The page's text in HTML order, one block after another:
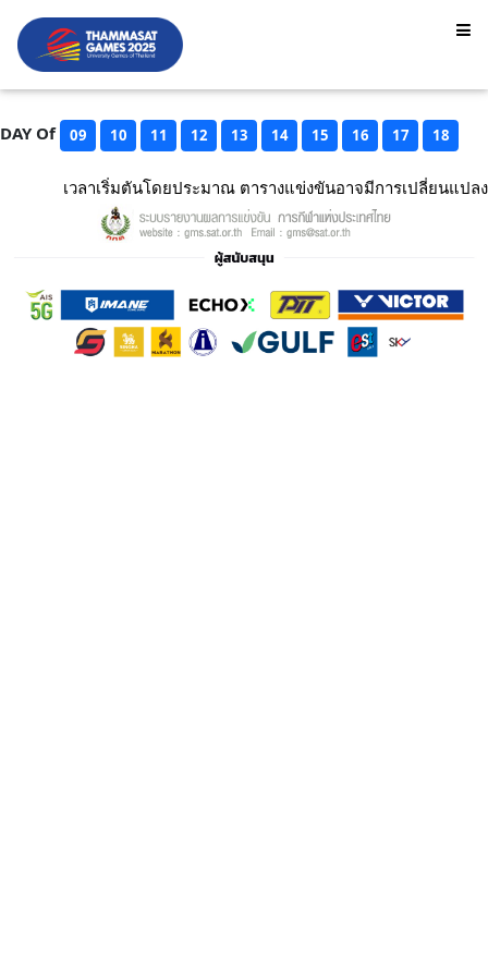
DAY Of 09 10 11 12 13 14 15 16 17 18
เวลาเริ่มตันโดยประมาณ ตารางแข่งขันอาจมีการเปลี่ยนแปลง